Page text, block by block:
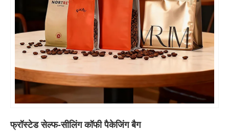
फ्रॉस्टेड सेल्फ-सीलिंग कॉफी पैकेजिंग बैग